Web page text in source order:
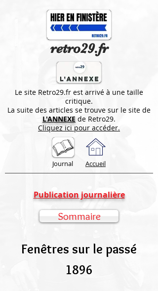
retro29.fr
Le site Retro29.fr est arrivé à une taille
critique.
La suite des articles se trouve sur le site de
L'ANNEXE de Retro29.
Cliquez ici pour accéder.
Journal Accueil
Publication journalière
Fenêtres sur le passé
1896
Sommaire